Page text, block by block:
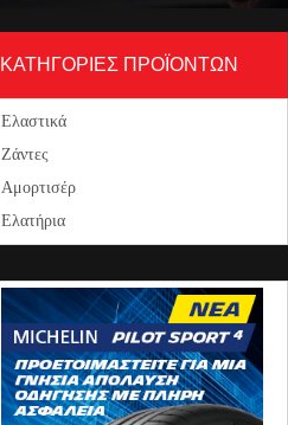
ΚΑΤΗΓΟΡΙΕΣ ΠΡΟΪΟΝΤΩΝ
Ελαστικά
Ζάντες
Αμορτισέρ
Ελατήρια